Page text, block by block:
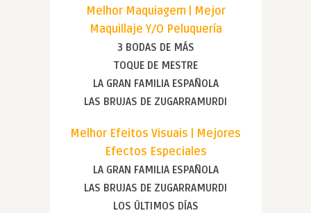
Melhor Maquiagem | Mejor
Maquillaje Y/O Peluquería
3 BODAS DE MÁS
TOQUE DE MESTRE
LA GRAN FAMILIA ESPAÑOLA
LAS BRUJAS DE ZUGARRAMURDI
Melhor Efeitos Visuais | Mejores
Efectos Especiales
LA GRAN FAMILIA ESPAÑOLA
LAS BRUJAS DE ZUGARRAMURDI
LOS ÚLTIMOS DÍAS